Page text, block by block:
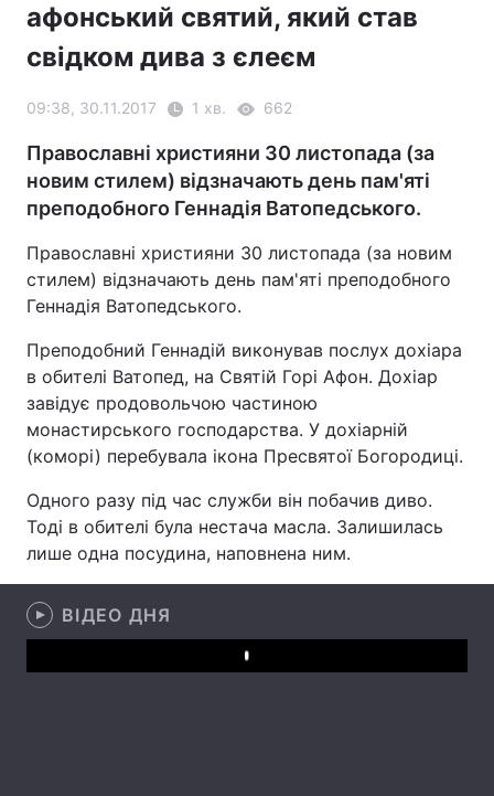
афонський святий, який став
свідком дива з єлеєм
09:38, 30.11.2017 1 хв. 662
Православні християни 30 листопада (за
новим стилем) відзначають день пам'яті
преподобного Геннадія Ватопедського.
Православні християни 30 листопада (за новим
стилем) відзначають день пам'яті преподобного
Геннадія Ватопедського.
Преподобний Геннадій виконував послух дохіара
в обителі Ватопед, на Святій Горі Афон. Дохіар
завідує продовольчою частиною
монастирського господарства. У дохіарній
(коморі) перебувала ікона Пресвятої Богородиці.
Одного разу під час служби він побачив диво.
Тоді в обителі була нестача масла. Залишилась
лише одна посудина, наповнена ним.
ВІДЕО ДНЯ
Play